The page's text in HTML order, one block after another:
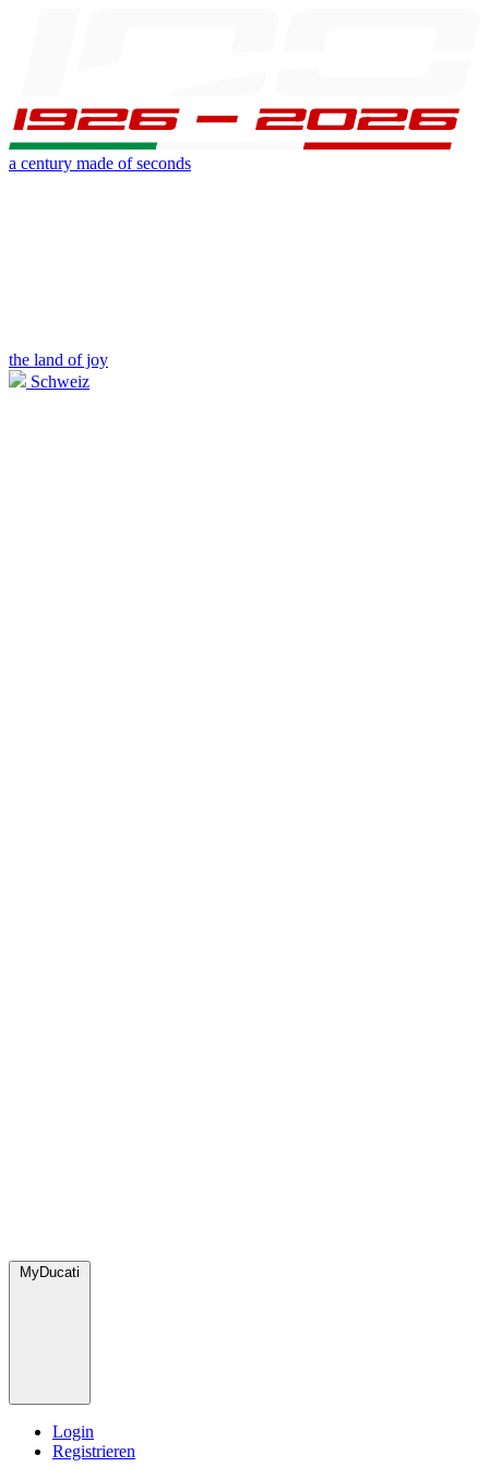
a century made of seconds
the land of joy
Schweiz
MyDucati
Login
Registrieren